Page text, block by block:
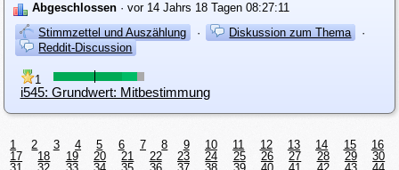
Abgeschlossen · vor 14 Jahrs 18 Tagen 08:27:11
Stimmzettel und Auszählung
· Diskussion zum Thema
·
Reddit-Discussion
1
i545: Grundwert: Mitbestimmung
1 2 3 4 5 6 7 8 9 10 11 12 13 14 15
16
17
18 19 20 21 22 23 24 25 26 27 28 29
30